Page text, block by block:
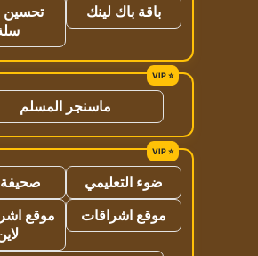
باقة باك لينك
ماسنجر المسلم
ضوء التعليمي
موقع اشراقات
موقع